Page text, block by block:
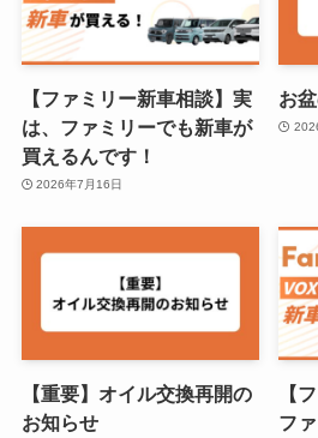
【ファミリー新車相談】実
は、ファミリーでも新車が
買えるんです！
2026年7月16日
お
【重要】オイル交換再開の
お知らせ
【
フ